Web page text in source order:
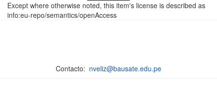
Except where otherwise noted, this item's license is described as
info:eu-repo/semantics/openAccess
Contacto: nveliz@bausate.edu.pe